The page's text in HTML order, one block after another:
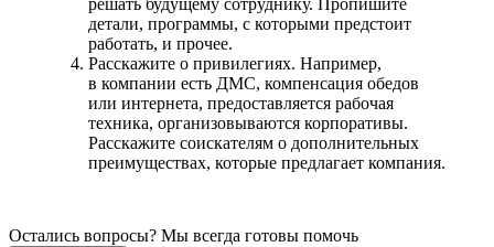
решать будущему сотруднику. Пропишите
детали, программы, с которыми предстоит
работать, и прочее.
Расскажите о привилегиях. Например,
в компании есть ДМС, компенсация обедов
или интернета, предоставляется рабочая
техника, организовываются корпоративы.
Расскажите соискателям о дополнительных
преимуществах, которые предлагает компания.
Остались вопросы? Мы всегда готовы помочь